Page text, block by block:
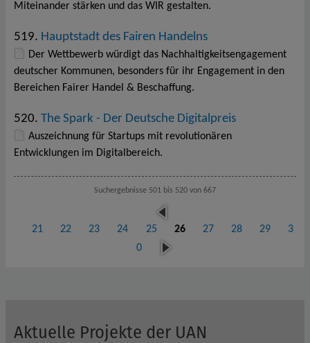
Miteinander stärken und das WIR gestalten.
519. Hauptstadt des Fairen Handelns
Der Wettbewerb würdigt das Nachhaltigkeitsengagement
deutscher Kommunen, besonders für ihr Engagement in den
Bereichen Fairer Handel & Beschaffung.
520. The Spark - Der Deutsche Digitalpreis
Auszeichnung für Startups mit revolutionären
Entwicklungen im Digitalbereich.
Suchergebnisse 501 bis 520 von 667
vor
her
ige
21 22 23 24 25 26 27 28 29
3
0
näc
Aktuelle Projekte der UAN